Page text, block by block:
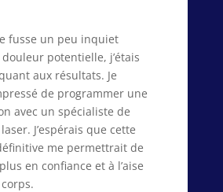
fusse un peu inquiet
potentielle, j’étais
aux résultats. Je
de programmer une
avec un spécialiste de
J’espérais que cette
me permettrait de
en confiance et à l’aise